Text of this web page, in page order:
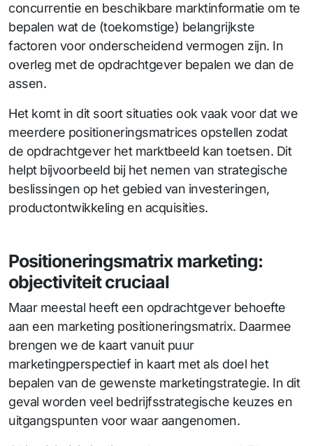
concurrentie en beschikbare marktinformatie om te
bepalen wat de (toekomstige) belangrijkste
factoren voor onderscheidend vermogen zijn. In
overleg met de opdrachtgever bepalen we dan de
assen.
Het komt in dit soort situaties ook vaak voor dat we
meerdere positioneringsmatrices opstellen zodat
de opdrachtgever het marktbeeld kan toetsen. Dit
helpt bijvoorbeeld bij het nemen van strategische
beslissingen op het gebied van investeringen,
productontwikkeling en acquisities.
Positioneringsmatrix marketing:
objectiviteit cruciaal
Maar meestal heeft een opdrachtgever behoefte
aan een marketing positioneringsmatrix. Daarmee
brengen we de kaart vanuit puur
marketingperspectief in kaart met als doel het
bepalen van de gewenste marketingstrategie. In dit
geval worden veel bedrijfsstrategische keuzes en
uitgangspunten voor waar aangenomen.